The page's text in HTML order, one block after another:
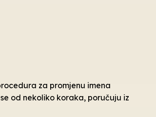
za promjenu imena
od nekoliko koraka, poručuju iz